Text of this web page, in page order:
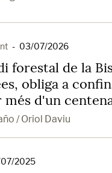
- 03/07/2026
forestal de la
obliga a
més d'un
/ Oriol Daviu
07/2025